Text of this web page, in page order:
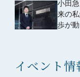
小田
来の
歩が
イベント情